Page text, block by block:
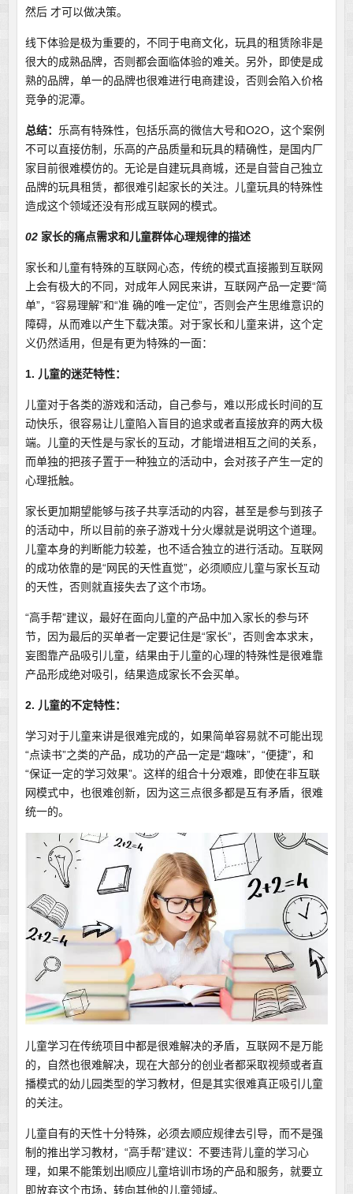
然后 才可以做决策。
线下体验是极为重要的，不同于电商文化，玩具的租赁除非是
很大的成熟品牌，否则都会面临体验的难关。另外，即使是成
熟的品牌，单一的品牌也很难进行电商建设，否则会陷入价格
竞争的泥潭。
总结： 乐高有特殊性，包括乐高的微信大号和O2O，这个案例
不可以直接仿制，乐高的产品质量和玩具的精确性，是国内厂
家目前很难模仿的。无论是自建玩具商城，还是自营自己独立
品牌的玩具租赁，都很难引起家长的关注。儿童玩具的特殊性
造成这个领域还没有形成互联网的模式。
02 家长的痛点需求和儿童群体心理规律的描述
家长和儿童有特殊的互联网心态，传统的模式直接搬到互联网
上会有极大的不同，对成年人网民来讲，互联网产品一定要“简
单”，“容易理解”和“准 确的唯一定位”，否则会产生思维意识的
障碍，从而难以产生下载决策。对于家长和儿童来讲，这个定
义仍然适用，但是有更为特殊的一面：
1. 儿童的迷茫特性：
儿童对于各类的游戏和活动，自己参与，难以形成长时间的互
动快乐，很容易让儿童陷入盲目的追求或者直接放弃的两大极
端。儿童的天性是与家长的互动，才能增进相互之间的关系，
而单独的把孩子置于一种独立的活动中，会对孩子产生一定的
心理抵触。
家长更加期望能够与孩子共享活动的内容，甚至是参与到孩子
的活动中，所以目前的亲子游戏十分火爆就是说明这个道理。
儿童本身的判断能力较差，也不适合独立的进行活动。互联网
的成功依靠的是“网民的天性直觉”，必须顺应儿童与家长互动
的天性，否则就直接失去了这个市场。
“高手帮”建议，最好在面向儿童的产品中加入家长的参与环
节，因为最后的买单者一定要记住是“家长”，否则舍本求末，
妄图靠产品吸引儿童，结果由于儿童的心理的特殊性是很难靠
产品形成绝对吸引，结果造成家长不会买单。
2. 儿童的不定特性：
学习对于儿童来讲是很难完成的，如果简单容易就不可能出现
“点读书”之类的产品，成功的产品一定是“趣味”，“便捷”，和
“保证一定的学习效果”。这样的组合十分艰难，即使在非互联
网模式中，也很难创新，因为这三点很多都是互有矛盾，很难
统一的。
儿童学习在传统项目中都是很难解决的矛盾，互联网不是万能
的，自然也很难解决，现在大部分的创业者都采取视频或者直
播模式的幼儿园类型的学习教材，但是其实很难真正吸引儿童
的关注。
儿童自有的天性十分特殊，必须去顺应规律去引导，而不是强
制的推出学习教材，“高手帮”建议：不要违背儿童的学习心
理，如果不能策划出顺应儿童培训市场的产品和服务，就要立
即放弃这个市场，转向其他的儿童领域。